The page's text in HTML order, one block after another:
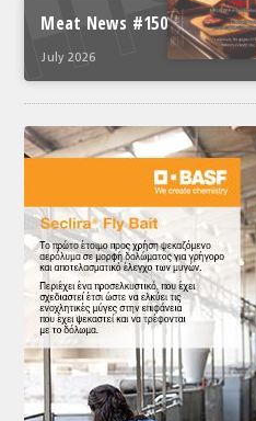
Meat News #150
July 2026